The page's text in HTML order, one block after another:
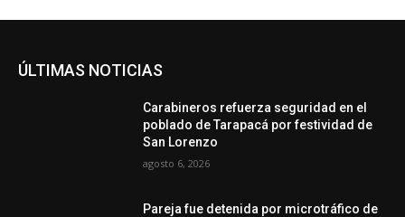
ÚLTIMAS NOTICIAS
Carabineros refuerza seguridad en el
poblado de Tarapacá por festividad de
San Lorenzo
agosto 6, 2026
Pareja fue detenida por microtráfico de